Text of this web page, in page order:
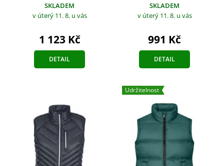
SKLADEM
v úterý 11. 8. u vás
1 123 Kč
DETAIL
SKLADEM
v úterý 11. 8. u vás
991 Kč
DETAIL
Udržitelnost